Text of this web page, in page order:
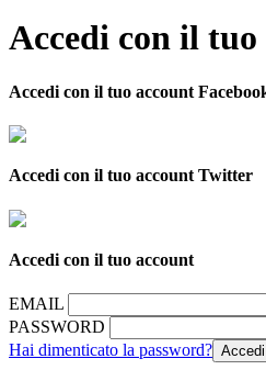
Accedi con il tuo
Accedi con il tuo account
Accedi con il tuo account Twitter
Accedi con il tuo account
EMAIL
PASSWORD
Hai dimenticato la password?